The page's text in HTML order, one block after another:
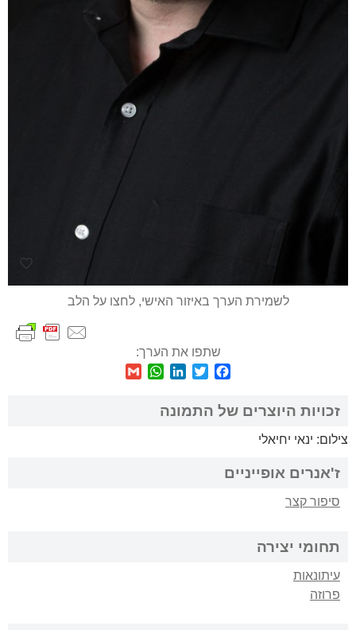
לשמירת הערך באיזור האישי, לחצו על הלב
שתפו את הערך:
Facebook
Twitter
LinkedIn
WhatsApp
זכויות היוצרים של התמונה
צילום: ינאי יחיאלי
ז'אנרים אופייניים
סיפור קצר
תחומי יצירה
עיתונאות
פרוזה